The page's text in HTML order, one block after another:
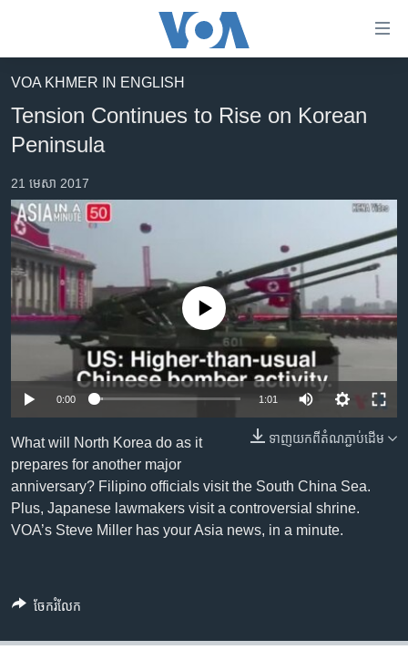
គេហទំព័រ​
រំលង​
និង​
ទៅ​​
ទំព័រ​
ព័ត៌មាន​​
ម្តង
រំលង​
និង​
រចនា
និង​
រក
អន្តរជាតិ
ហេឡូវីអូអេ
កម្ពុជាច្នៃប្រតិដ្ឋ
ព្រឹត្តិការណ៍ព័ត៌មាន
ទូរទស្សន៍ / វីដេអូ​
វិទ្យុ / ផតខាសថ៍
កម្មវិធីទាំងអស់
Khmer English
បណ្តាញ​សង្គម
VOA KHMER IN ENGLISH
Tension Continues to Rise on Korean
Peninsula
21 មេសា 2017
No media source currently available
0:00 1:01
ទាញ​យក​ពី​តំណភ្ជាប់​ដើម
What will North Korea do as it
prepares for another major
anniversary? Filipino officials visit the South China Sea.
Plus, Japanese lawmakers visit a controversial shrine.
VOA’s Steve Miller has your Asia news, in a minute.
ចែករំលែក